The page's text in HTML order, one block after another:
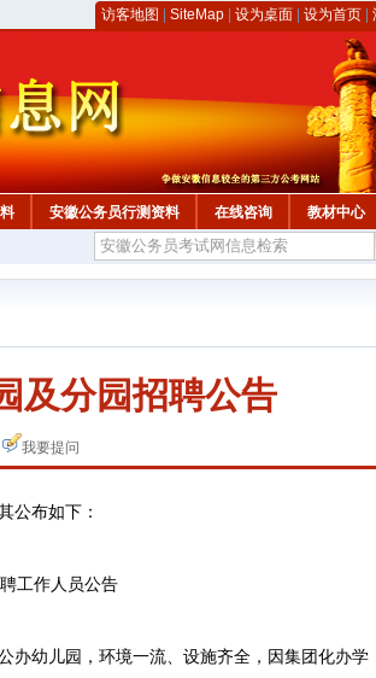
访客地图 SiteMap 设为桌面 设为首页
安徽公务员行测资料 在线咨询
教材中心
及分园招聘公告
我要提问
公布如下：
工作人员公告
幼儿园，环境一流、设施齐全，因集团化办学